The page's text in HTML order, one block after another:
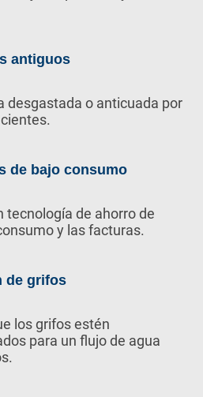
antiguos
desgastada o anticuada por
de bajo consumo
tecnología de ahorro de
y las facturas.
de grifos
los grifos estén
para un flujo de agua